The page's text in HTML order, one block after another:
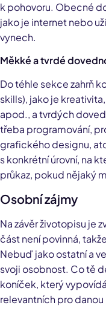
k pohovoru. Obecné
jako je internet nebo
vynech.
Měkké a tvrdé
Do téhle sekce zahrň
skills), jako je
apod., a tvrdých
třeba programování,
grafického designu,
s konkrétní úrovní, na
průkaz, pokud nějaký
Osobní zájmy
Na závěr životopisu je
část není povinná,
Nebuď jako ostatní a
svoji osobnost. Co tě
koníček, který
relevantních pro danou